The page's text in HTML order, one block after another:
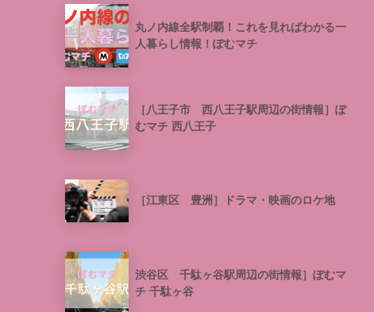
丸ノ内線全駅制覇！これを見ればわかる一
人暮らし情報！ぽむマチ
［八王子市 西八王子駅周辺の街情報］ぽ
むマチ 西八王子
［江東区 豊洲］ドラマ・映画のロケ地
渋谷区 千駄ヶ谷駅周辺の街情報］ぽむマ
チ 千駄ヶ谷